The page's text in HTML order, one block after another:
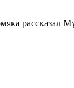
рассказал